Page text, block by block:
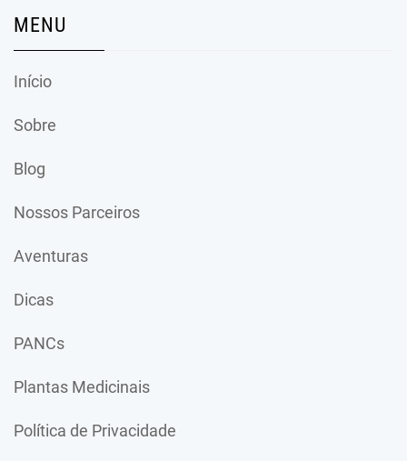
MENU
Início
Sobre
Blog
Nossos Parceiros
Aventuras
Dicas
PANCs
Plantas Medicinais
Política de Privacidade